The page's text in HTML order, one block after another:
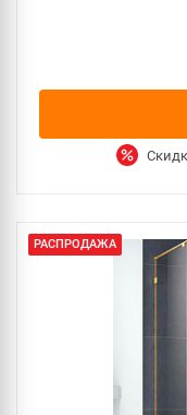
РАСПРОДАЖА